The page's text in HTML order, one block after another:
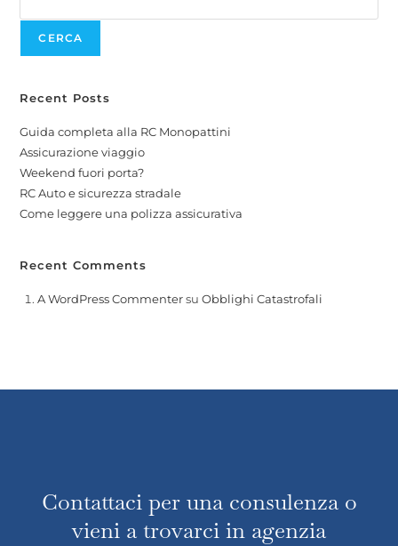
CERCA
Recent Posts
Guida completa alla RC Monopattini
Assicurazione viaggio
Weekend fuori porta?
RC Auto e sicurezza stradale
Come leggere una polizza assicurativa
Recent Comments
A WordPress CommentersuObblighi Catastrofali
Contattaci per una consulenza o
vieni a trovarci in agenzia